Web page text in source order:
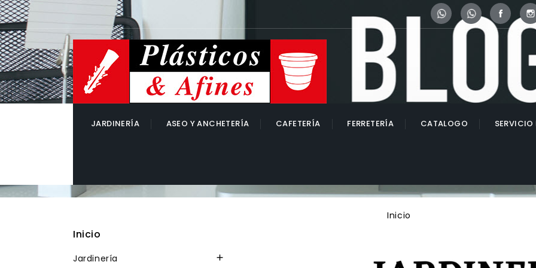
WhatsappWhatsapp
JARDINERÍA ASEO Y ANCHETERÍA CAFETERÍA FERRETERÍA CATALOGO
Inicio
Inicio
Jardinería 